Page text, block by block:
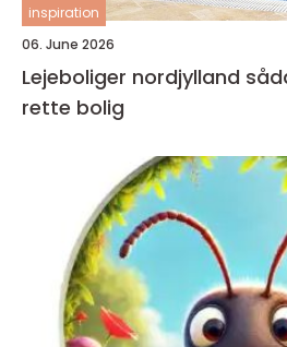
inspiration
06. June 2026
Lejeboliger nordjylland sådan finder du den
rette bolig